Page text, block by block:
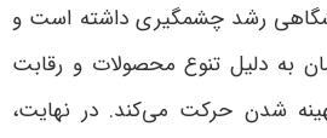
رشد چشمگیری داشته است و
به دلیل تنوع محصولات و رقابت
شدن حرکت می‌کند. در نهایت،